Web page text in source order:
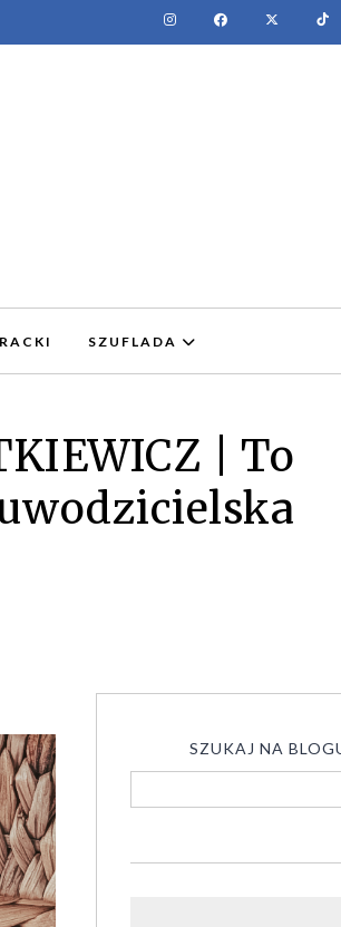
SZUFLADA
| To
SZUKAJ NA